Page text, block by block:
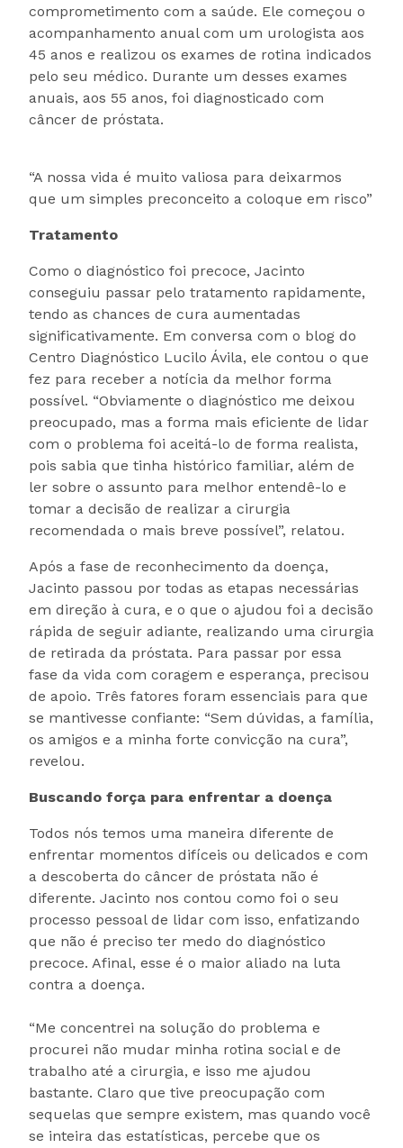
comprometimento com a saúde. Ele começou o
acompanhamento anual com um urologista aos
45 anos e realizou os exames de rotina indicados
pelo seu médico. Durante um desses exames
anuais, aos 55 anos, foi diagnosticado com
câncer de próstata.
“A nossa vida é muito valiosa para deixarmos
que um simples preconceito a coloque em risco”
Tratamento
Como o diagnóstico foi precoce, Jacinto
conseguiu passar pelo tratamento rapidamente,
tendo as chances de cura aumentadas
significativamente. Em conversa com o blog do
Centro Diagnóstico Lucilo Ávila, ele contou o que
fez para receber a notícia da melhor forma
possível. “Obviamente o diagnóstico me deixou
preocupado, mas a forma mais eficiente de lidar
com o problema foi aceitá-lo de forma realista,
pois sabia que tinha histórico familiar, além de
ler sobre o assunto para melhor entendê-lo e
tomar a decisão de realizar a cirurgia
recomendada o mais breve possível”, relatou.
Após a fase de reconhecimento da doença,
Jacinto passou por todas as etapas necessárias
em direção à cura, e o que o ajudou foi a decisão
rápida de seguir adiante, realizando uma cirurgia
de retirada da próstata. Para passar por essa
fase da vida com coragem e esperança, precisou
de apoio. Três fatores foram essenciais para que
se mantivesse confiante: “Sem dúvidas, a família,
os amigos e a minha forte convicção na cura”,
revelou.
Buscando força para enfrentar a doença
Todos nós temos uma maneira diferente de
enfrentar momentos difíceis ou delicados e com
a descoberta do câncer de próstata não é
diferente. Jacinto nos contou como foi o seu
processo pessoal de lidar com isso, enfatizando
que não é preciso ter medo do diagnóstico
precoce. Afinal, esse é o maior aliado na luta
contra a doença.
“Me concentrei na solução do problema e
procurei não mudar minha rotina social e de
trabalho até a cirurgia, e isso me ajudou
bastante. Claro que tive preocupação com
sequelas que sempre existem, mas quando você
se inteira das estatísticas, percebe que os